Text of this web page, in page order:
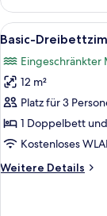
Doppelzimmer,
eingeschränkter
Meerblick
Alle
Fotos
für
Basic-
Meerblick
4
Basic-
Eingeschränkter
12 m²
Platz für 3
1 Doppelbett
Kostenloses
Weitere Details
Weitere